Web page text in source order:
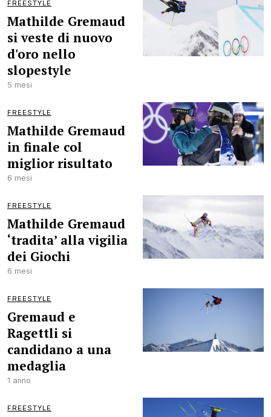
FREESTYLE
Mathilde Gremaud
si veste di nuovo
d'oro nello
slopestyle
5 mesi
FREESTYLE
Mathilde Gremaud
in finale col
miglior risultato
6 mesi
FREESTYLE
Mathilde Gremaud
‘tradita’ alla vigilia
dei Giochi
6 mesi
FREESTYLE
Gremaud e
Ragettli si
candidano a una
medaglia
1 anno
FREESTYLE